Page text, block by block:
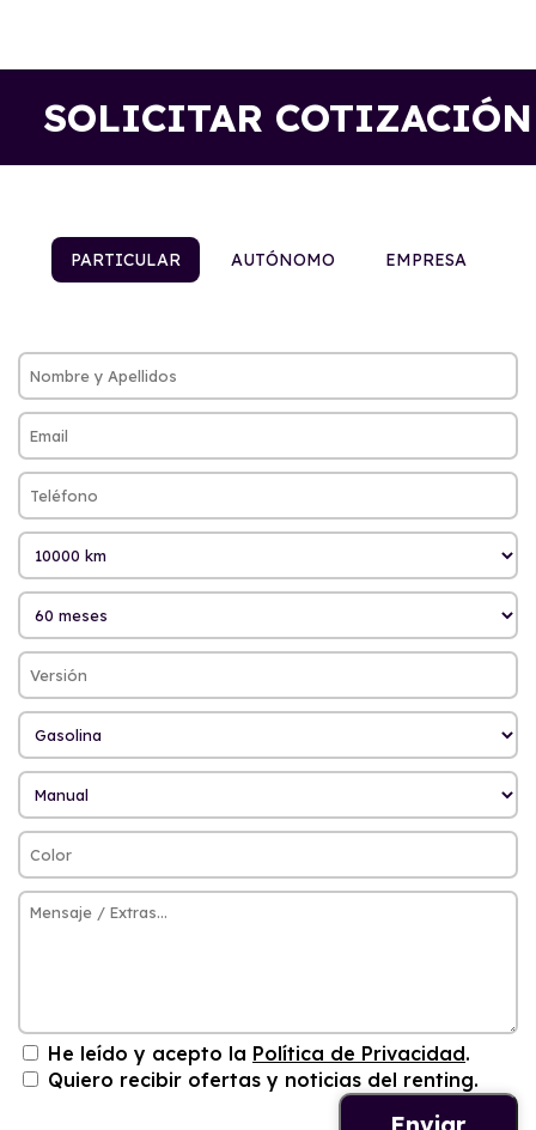
SOLICITAR COTIZACIÓN
PARTICULAR AUTÓNOMO EMPRESA
He leído y acepto la Política de Privacidad.
Quiero recibir ofertas y noticias del renting.